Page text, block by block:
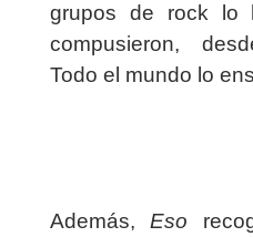
grupos de rock lo
compusieron,
Todo el mundo lo
Además,Eso